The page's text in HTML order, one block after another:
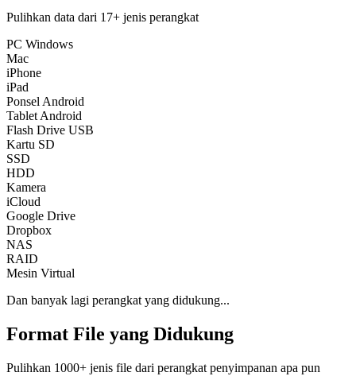
Pulihkan data dari 17+ jenis perangkat
PC Windows
Mac
iPhone
iPad
Ponsel Android
Tablet Android
Flash Drive USB
Kartu SD
SSD
HDD
Kamera
iCloud
Google Drive
Dropbox
NAS
RAID
Mesin Virtual
Dan banyak lagi perangkat yang didukung...
Format File yang Didukung
Pulihkan 1000+ jenis file dari perangkat penyimpanan apa pun